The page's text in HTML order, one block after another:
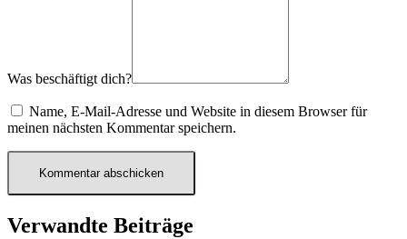
Was beschäftigt dich?
Name, E-Mail-Adresse und Website in diesem Browser für
meinen nächsten Kommentar speichern.
Verwandte Beiträge